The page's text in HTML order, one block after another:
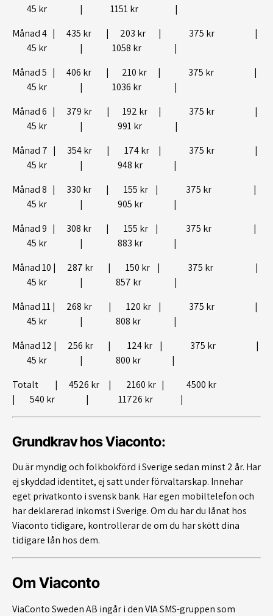
45 kr | 1151 kr |
Månad 4 | 435 kr | 203 kr | 375 kr |
45 kr | 1058 kr |
Månad 5 | 406 kr | 210 kr | 375 kr |
45 kr | 1036 kr |
Månad 6 | 379 kr | 192 kr | 375 kr |
45 kr | 991 kr |
Månad 7 | 354 kr | 174 kr | 375 kr |
45 kr | 948 kr |
Månad 8 | 330 kr | 155 kr | 375 kr |
45 kr | 905 kr |
Månad 9 | 308 kr | 155 kr | 375 kr |
45 kr | 883 kr |
Månad 10 | 287 kr | 150 kr | 375 kr |
45 kr | 857 kr |
Månad 11 | 268 kr | 120 kr | 375 kr |
45 kr | 808 kr |
Månad 12 | 256 kr | 124 kr | 375 kr |
45 kr | 800 kr |
Totalt | 4526 kr | 2160 kr | 4500 kr
| 540 kr | 11726 kr |
Grundkrav hos Viaconto:
Du är myndig och folkbokförd i Sverige sedan minst 2 år. Har
ej skyddad identitet, ej satt under förvaltarskap. Innehar
eget privatkonto i svensk bank. Har egen mobiltelefon och
har deklarerad inkomst i Sverige. Om du har du lånat hos
Viaconto tidigare, kontrollerar de om du har skött dina
tidigare lån hos dem.
Om Viaconto
ViaConto Sweden AB ingår i den VIA SMS-gruppen som